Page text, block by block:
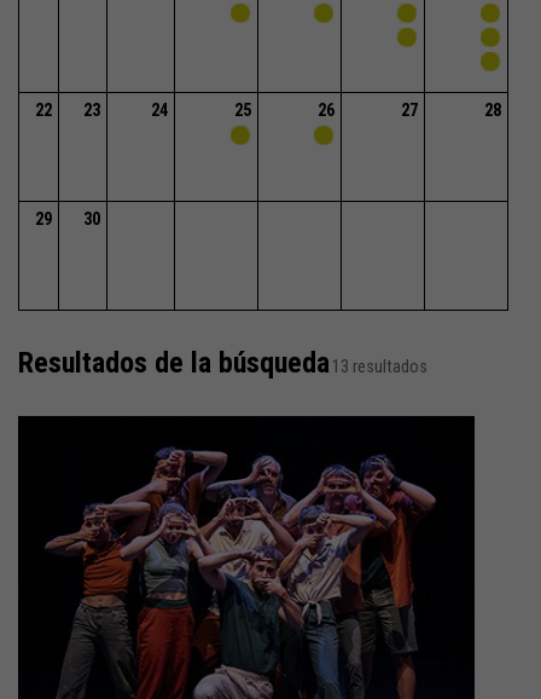
22 23 24 25 26 27 28
29 30
Resultados de la búsqueda13 resultados